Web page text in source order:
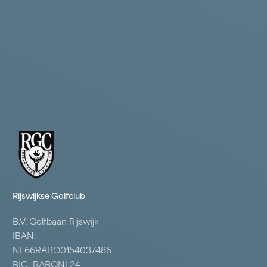
Rijswijkse Golfclub
B.V. Golfbaan Rijswijk
IBAN:
NL66RABO0154037486